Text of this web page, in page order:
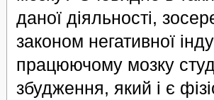
даної діяльності,
законом негативної
працюючому мозку
збудження, який і є